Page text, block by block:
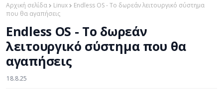
Αρχική σελίδα Linux
Endless OS - Το δωρεάν λειτουργικό σύστημα
που θα αγαπήσεις
Endless OS - Το δωρεάν
λειτουργικό σύστημα που θα
αγαπήσεις
18.8.25